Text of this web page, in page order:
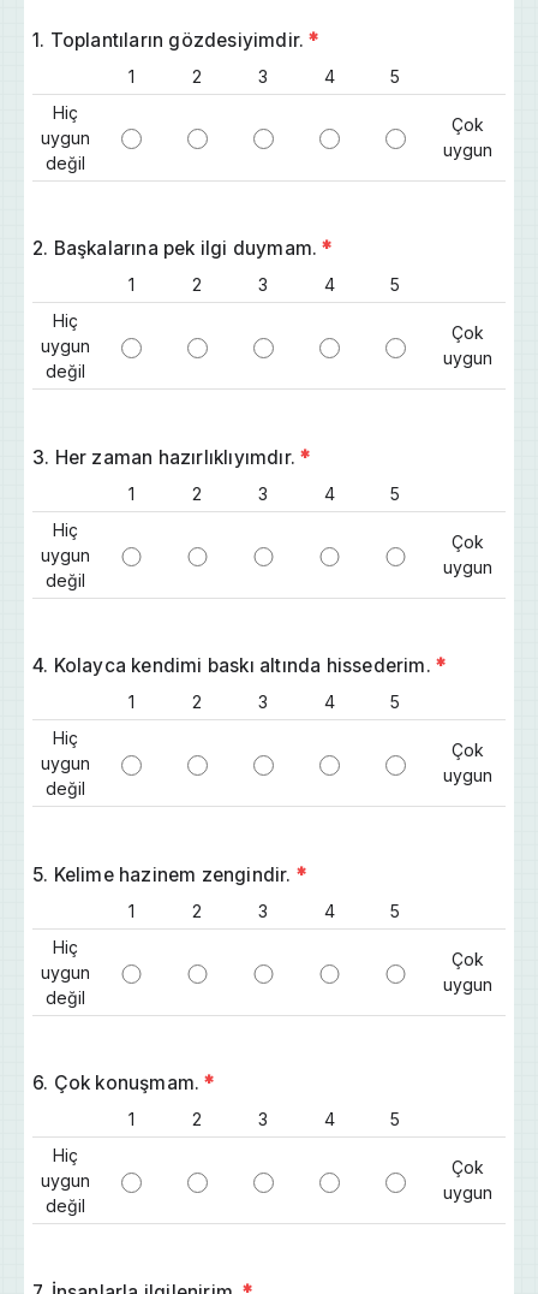
1. Toplantıların gözdesiyimdir.*
1 2 3 4
5
Hiç
uygun
değil
Çok
uygun
2. Başkalarına pek ilgi duymam.*
1 2 3 4
5
Hiç
uygun
değil
Çok
uygun
3. Her zaman hazırlıklıyımdır.*
1 2 3 4
5
Hiç
uygun
değil
Çok
uygun
4. Kolayca kendimi baskı altında hissederim. *
1 2 3 4
5
Hiç
uygun
değil
Çok
uygun
5. Kelime hazinem zengindir. *
1 2 3 4
5
Hiç
uygun
değil
Çok
uygun
6. Çok konuşmam.*
1 2 3 4
5
Hiç
uygun
değil
Çok
uygun